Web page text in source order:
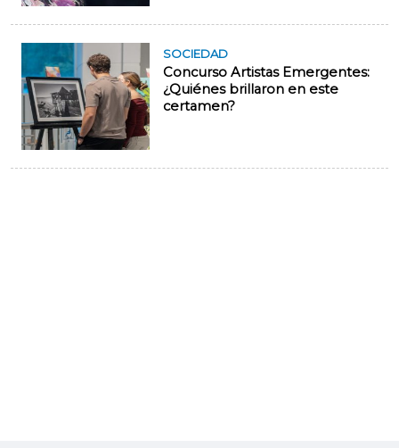
SOCIEDAD
Concurso Artistas Emergentes:
¿Quiénes brillaron en este
certamen?